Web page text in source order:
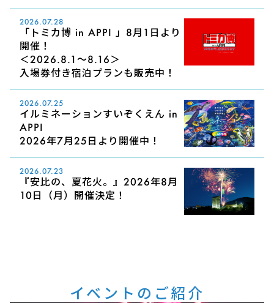
2026.07.28
「トミカ博 in APPI 」8月1日より
開催！
＜2026.8.1～8.16＞
入場券付き宿泊プランも販売中！
2026.07.25
イルミネーションすいぞくえん in
APPI
2026年7月25日より開催中！
2026.07.23
『安比の、夏花火。』2026年8月
10日（月）開催決定！
イベントのご紹介